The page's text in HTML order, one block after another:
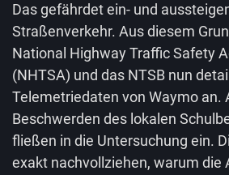
Das gefährdet ein- und
Straßenverkehr. Aus diesem
National Highway Traffic Safety
(NHTSA) und das NTSB nun
Telemetriedaten von Waymo an.
Beschwerden des lokalen
fließen in die Untersuchung ein.
exakt nachvollziehen, warum die